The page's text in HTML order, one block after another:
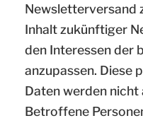
Newsletterversand
Inhalt zukünftiger
den Interessen der
anzupassen. Diese
Daten werden
Betroffene